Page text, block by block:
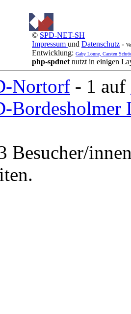
© SPD-NET-SH
Impressum und Datenschutz -
Entwicklung: Gaby Lönne, Carsten
php-spdnet nutzt in einigen
Nortorf - 1 auf
Bordesholmer
Besucher/